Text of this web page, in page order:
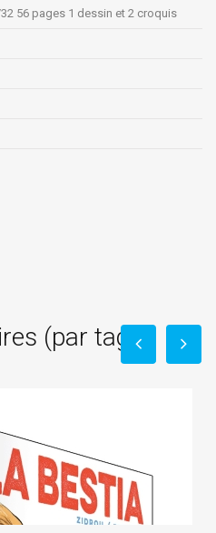
56 pages 1 dessin et 2 croquis
(par tag)